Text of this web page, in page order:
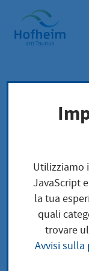
Home"
Pagina iniziale
Pianificazione,
Piani e
Grundhafte
Utilizziamo
JavaScript
la tua
quali
trovare
Avvisi